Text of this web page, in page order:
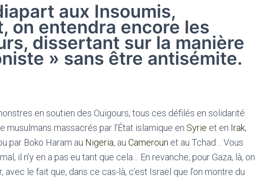
aux Insoumis,
on entendra encore les
dissertant sur la manière
» sans être antisémite.
en soutien des Ouïgours, tous ces défilés en solidarité
massacrés par l’État islamique en Syrie et en Irak,
par Boko Haram au Nigeria, au Cameroun et au Tchad… Vous
il n’y en a pas eu tant que cela… En revanche, pour Gaza, là, on
avec le fait que, dans ce cas-là, c’est Israël que l’on montre du